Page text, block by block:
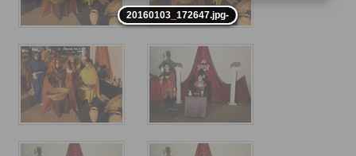
20160103_172647.jpg-